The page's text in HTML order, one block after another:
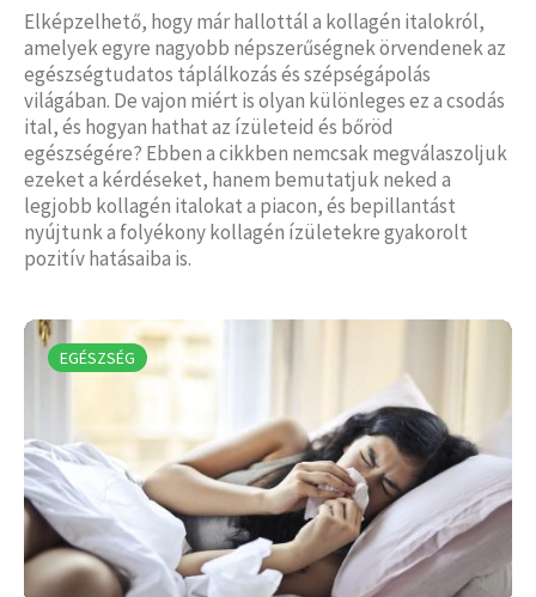
Elképzelhető, hogy már hallottál a kollagén italokról,
amelyek egyre nagyobb népszerűségnek örvendenek az
egészségtudatos táplálkozás és szépségápolás
világában. De vajon miért is olyan különleges ez a csodás
ital, és hogyan hathat az ízületeid és bőröd
egészségére? Ebben a cikkben nemcsak megválaszoljuk
ezeket a kérdéseket, hanem bemutatjuk neked a
legjobb kollagén italokat a piacon, és bepillantást
nyújtunk a folyékony kollagén ízületekre gyakorolt
pozitív hatásaiba is.
EGÉSZSÉG